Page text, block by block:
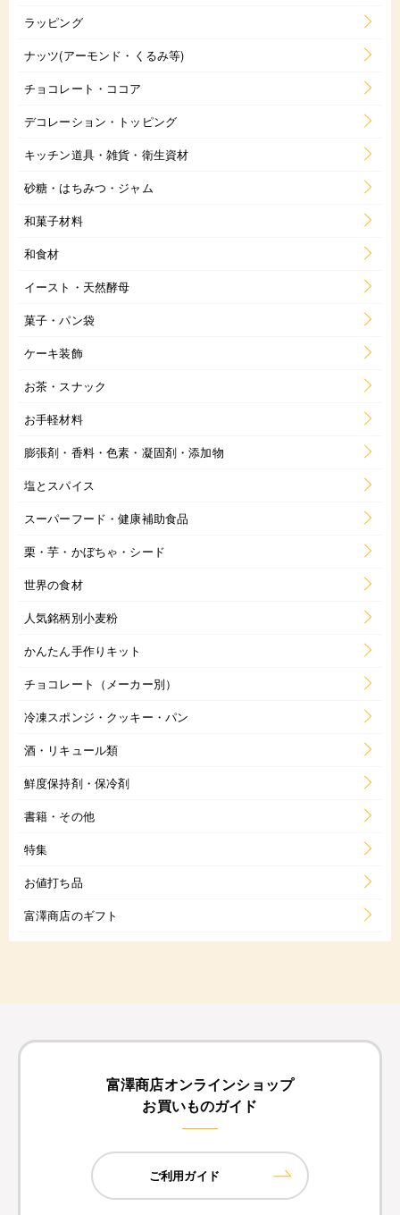
ラッピング
ナッツ(アーモンド・くるみ等)
チョコレート・ココア
デコレーション・トッピング
キッチン道具・雑貨・衛生資材
砂糖・はちみつ・ジャム
和菓子材料
和食材
イースト・天然酵母
菓子・パン袋
ケーキ装飾
お茶・スナック
お手軽材料
膨張剤・香料・色素・凝固剤・添加物
塩とスパイス
スーパーフード・健康補助食品
栗・芋・かぼちゃ・シード
世界の食材
人気銘柄別小麦粉
かんたん手作りキット
チョコレート（メーカー別）
冷凍スポンジ・クッキー・パン
酒・リキュール類
鮮度保持剤・保冷剤
書籍・その他
特集
お値打ち品
富澤商店のギフト
富澤商店オンラインショップ
お買いものガイド
ご利用ガイド